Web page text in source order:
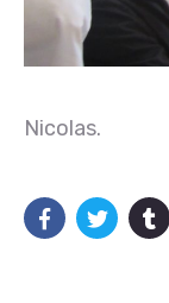
Nicolas.